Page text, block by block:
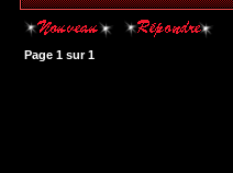
Page 1 sur1